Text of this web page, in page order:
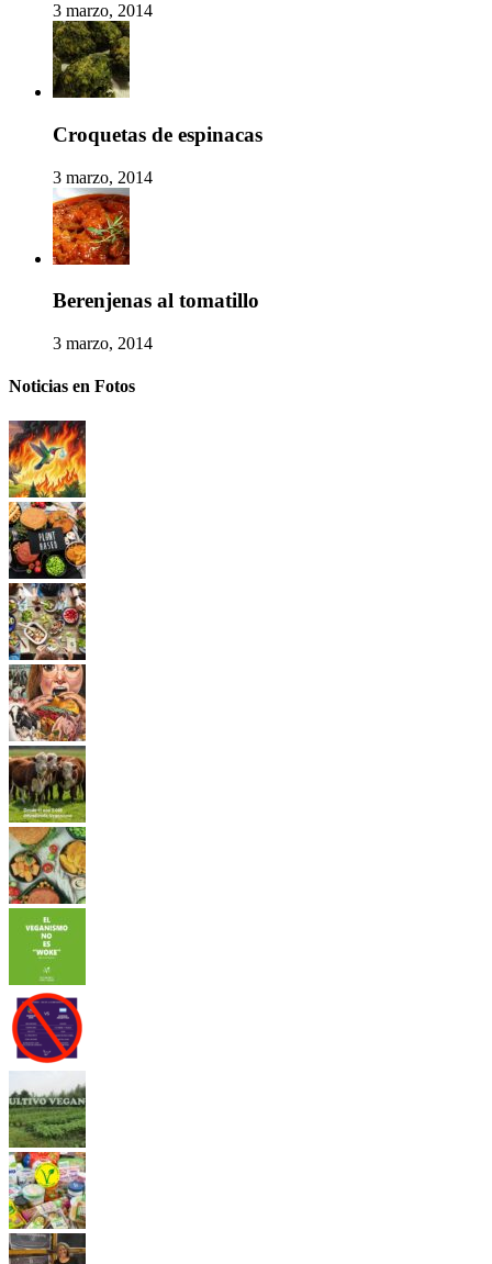
3 marzo, 2014
Croquetas de espinacas
3 marzo, 2014
Berenjenas al tomatillo
3 marzo, 2014
Noticias en Fotos